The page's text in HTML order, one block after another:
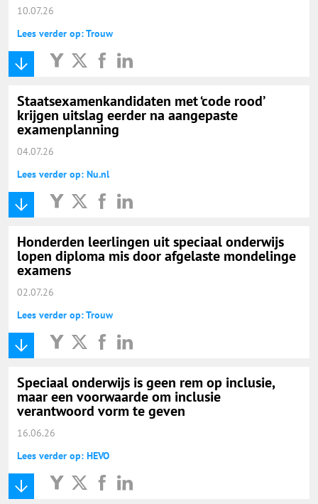
10.07.26
Lees verder op: Trouw
Staatsexamenkandidaten met ‘code rood’
krijgen uitslag eerder na aangepaste
examenplanning
04.07.26
Lees verder op: Nu.nl
Honderden leerlingen uit speciaal onderwijs
lopen diploma mis door afgelaste mondelinge
examens
02.07.26
Lees verder op: Trouw
Speciaal onderwijs is geen rem op inclusie,
maar een voorwaarde om inclusie
verantwoord vorm te geven
16.06.26
Lees verder op: HEVO